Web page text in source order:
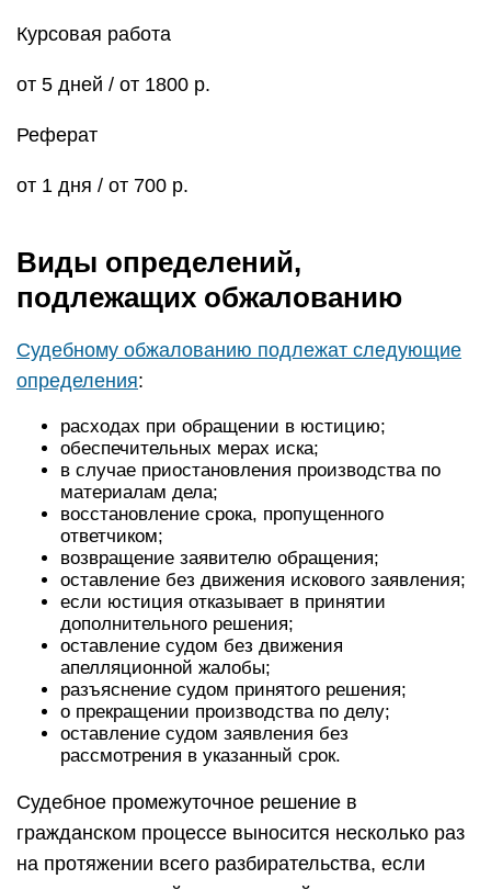
Курсовая работа
от 5 дней / от 1800 р.
Реферат
от 1 дня / от 700 р.
Виды определений,
подлежащих обжалованию
Судебному обжалованию подлежат следующие
определения:
расходах при обращении в юстицию;
обеспечительных мерах иска;
в случае приостановления производства по
материалам дела;
восстановление срока, пропущенного
ответчиком;
возвращение заявителю обращения;
оставление без движения искового заявления;
если юстиция отказывает в принятии
дополнительного решения;
оставление судом без движения
апелляционной жалобы;
разъяснение судом принятого решения;
о прекращении производства по делу;
оставление судом заявления без
рассмотрения в указанный срок.
Судебное промежуточное решение в
гражданском процессе выносится несколько раз
на протяжении всего разбирательства, если